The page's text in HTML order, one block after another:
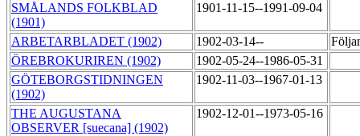
SMÅLANDS FOLKBLAD
(1901)
1901-11-15--1991-09-04
ARBETARBLADET (1902) 1902-03-14--
ÖREBROKURIREN (1902)
1902-05-24--1986-05-31
GÖTEBORGSTIDNINGEN
(1902)
1902-11-03--1967-01-13
THE AUGUSTANA
OBSERVER [suecana] (1902)
1902-12-01--1973-05-16